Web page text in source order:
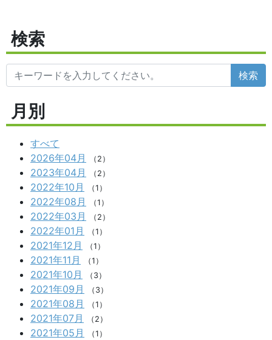
検索
検索
月別
すべて
2026年04月
（2）
2023年04月 （2）
2022年10月 （1）
2022年08月 （1）
2022年03月 （2）
2022年01月 （1）
2021年12月 （1）
2021年11月 （1）
2021年10月 （3）
2021年09月 （3）
2021年08月 （1）
2021年07月 （2）
2021年05月 （1）